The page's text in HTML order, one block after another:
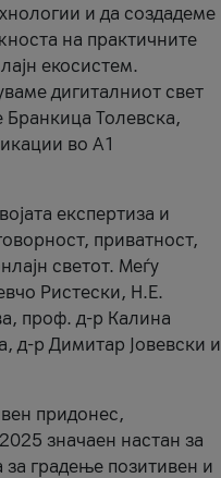
и да создадеме
на практичните
екосистем.
дигиталниот свет
Бранкица Толевска,
во А1
експертиза и
приватност,
светот. Меѓу
Ристески, Н.Е.
проф. д-р Калина
д-р Димитар Јовевски и
придонес,
значаен настан за
градење позитивен и